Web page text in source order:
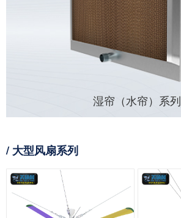
湿帘（水帘）系列
/ 大型风扇系列